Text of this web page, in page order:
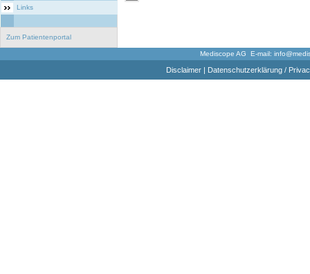
Links
Zum Patientenportal
Mediscope AG E-mail:
Disclaimer| Datenschutzerklärung /